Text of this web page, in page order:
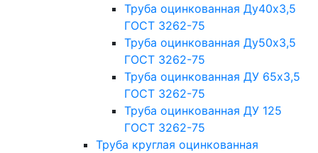
Труба оцинкованная Ду40х3,5
ГОСТ 3262-75
Труба оцинкованная Ду50х3,5
ГОСТ 3262-75
Труба оцинкованная ДУ 65х3,5
ГОСТ 3262-75
Труба оцинкованная ДУ 125
ГОСТ 3262-75
Труба круглая оцинкованная